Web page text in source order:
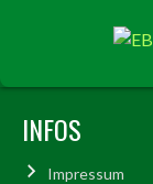
INFOS
Impressum